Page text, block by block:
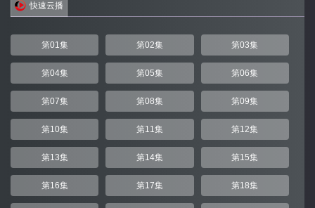
快速云播
第01集 第02集 第03集
第04集 第05集 第06集
第07集 第08集 第09集
第10集 第11集 第12集
第13集 第14集 第15集
第16集 第17集 第18集